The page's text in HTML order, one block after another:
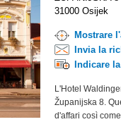
31000 Osijek
Mostrare
Invia la
Indicare
L'Hotel
Županijska 8.
d'affari così